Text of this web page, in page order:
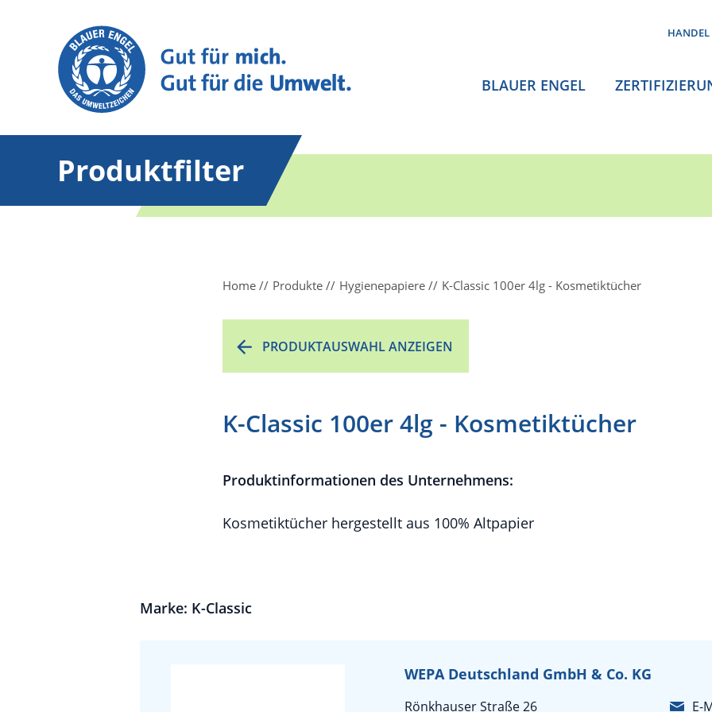
HANDEL
BLAUER ENGEL
Produktfilter
Home Produkte Hygienepapiere K-Classic 100er 4lg - Kosmetiktücher
PRODUKTAUSWAHL ANZEIGEN
K-Classic 100er 4lg - Kosmetiktücher
Produktinformationen des Unternehmens:
Kosmetiktücher hergestellt aus 100% Altpapier
Marke: K-Classic
WEPA Deutschland GmbH & Co. KG
Rönkhauser Straße 26 E-